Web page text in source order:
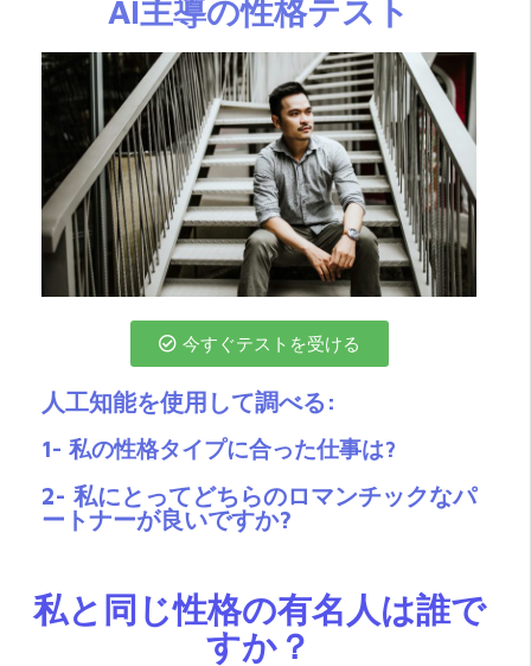
AI主導の性格テスト
今すぐテストを受ける
人工知能を使用して調べる:
1- 私の性格タイプに合った仕事は?
2- 私にとってどちらのロマンチックなパ
ートナーが良いですか?
私と同じ性格の有名人は誰で
すか？